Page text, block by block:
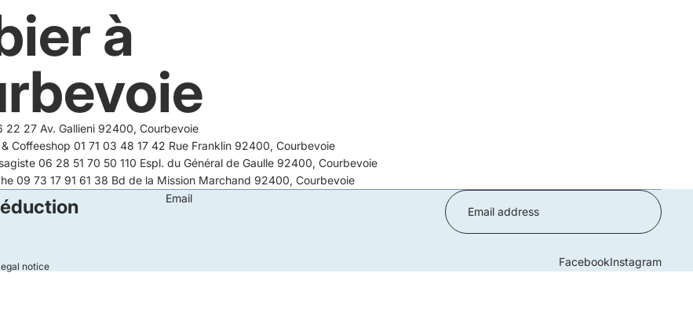
à
22 27 Av. Gallieni 92400, Courbevoie
Coffeeshop 01 71 03 48 17 42 Rue Franklin 92400, Courbevoie
06 28 51 70 50 110 Espl. du Général de Gaulle 92400, Courbevoie
09 73 17 91 61 38 Bd de la Mission Marchand 92400, Courbevoie
Email
notice FacebookInstagram